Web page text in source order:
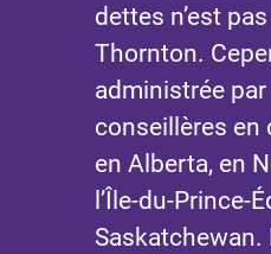
dettes n’est
Thornton.
administrée
conseillères en
en Alberta, en
l’Île-du-Prince-
Saskatchewan.